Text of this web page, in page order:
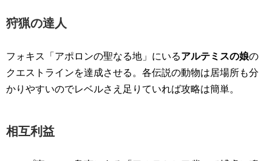
狩猟の達人
フォキス「アポロンの聖なる地」にいるアルテミスの娘の
クエストラインを達成させる。各伝説の動物は居場所も分
かりやすいのでレベルさえ足りていれば攻略は簡単。
相互利益